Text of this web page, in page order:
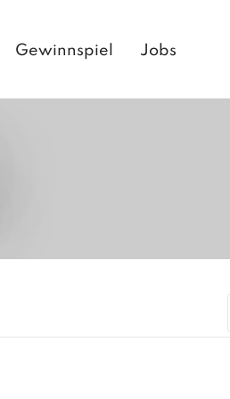
Gewinnspiel Jobs